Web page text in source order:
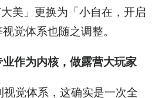
美」更换为「小自在，开启
觉体系也随之调整。
作为内核，做露营大玩家
觉体系，这确实是一次全